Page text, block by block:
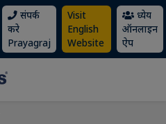
संपर्क
करे
Prayagraj
Visit
English
Website
ध्येय
ऑनलाइन
ऐप